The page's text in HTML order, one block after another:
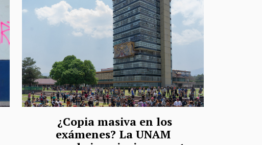
¿Copia masiva en los
exámenes? La UNAM